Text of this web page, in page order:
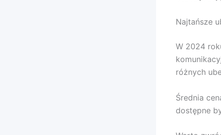
Najtańsze
W 2024
różnych
Średnia
dostępne